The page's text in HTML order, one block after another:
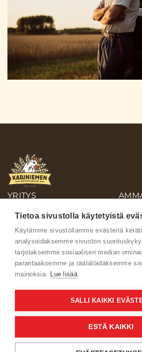
YRITYS
Ota yhteyttä
Käyttöehdot
Verkkoselailun tietosuojaseloste
Tietoa sivustolla käytetyistä
Käytämme sivustollamme evästeitä
analysoidaksemme sivuston
tarjotaksemme sosiaalisen median
parantaaksemme ja räätälöidäksemme
mainoksia. Lue lisää
SALLI KAIKKI
ESTÄ KAIKKI